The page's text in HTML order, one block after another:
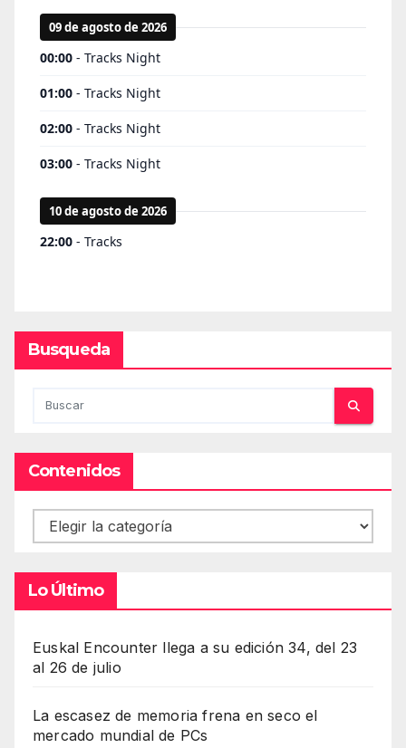
Busqueda
Contenidos
Contenidos
Lo Último
Euskal Encounter llega a su edición 34, del 23
al 26 de julio
La escasez de memoria frena en seco el
mercado mundial de PCs